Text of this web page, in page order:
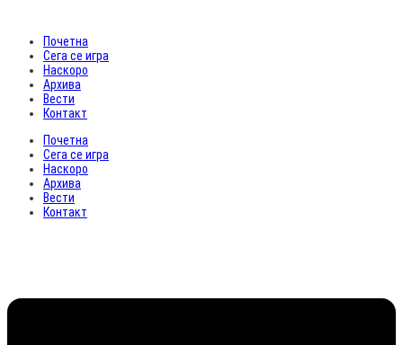
Почетна
Сега се игра
Наскоро
Архива
Вести
Контакт
Почетна
Сега се игра
Наскоро
Архива
Вести
Контакт